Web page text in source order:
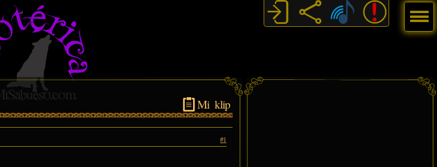
Mi klip
#1
Menú